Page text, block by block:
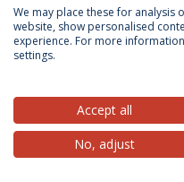
Privacy Policy Terms &
© 2026
We may place these for
website, show personalised
experience. For more
settings.
Accept all
No, adjust